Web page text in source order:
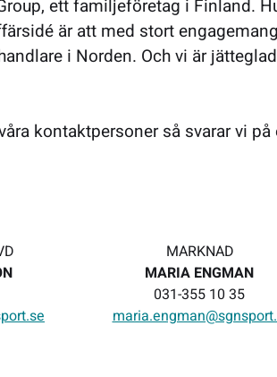
ett familjeföretag i Finland.
är att med stort
i Norden. Och vi är
kontaktpersoner så svarar vi
MARKNAD
MARIA ENGMAN
031-355 10 35